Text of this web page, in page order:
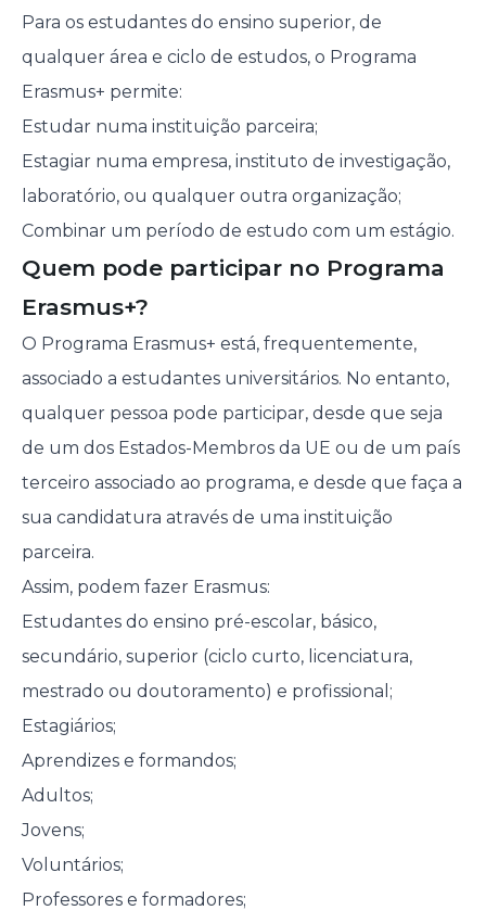
Para os estudantes do ensino superior, de
qualquer área e ciclo de estudos, o Programa
Erasmus+ permite:
Estudar numa instituição parceira;
Estagiar numa empresa, instituto de investigação,
laboratório, ou qualquer outra organização;
Combinar um período de estudo com um estágio.
Quem pode participar no Programa
Erasmus+?
O Programa Erasmus+ está, frequentemente,
associado a estudantes universitários. No entanto,
qualquer pessoa pode participar, desde que seja
de um dos Estados-Membros da UE ou de um país
terceiro associado ao programa, e desde que faça a
sua candidatura através de uma instituição
parceira.
Assim, podem fazer Erasmus:
Estudantes do ensino pré-escolar, básico,
secundário, superior (ciclo curto, licenciatura,
mestrado ou doutoramento) e profissional;
Estagiários;
Aprendizes e formandos;
Adultos;
Jovens;
Voluntários;
Professores e formadores;